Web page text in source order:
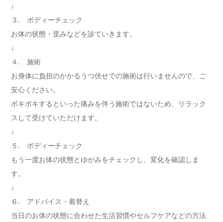
↓
３. ボディーチェック
お体の状態・歪みなどを診ていきます。
↓
４. 施術
お身体に負担のかかるうつ伏せでの施術は行いませんので、ご
安心ください。
ボキボキするといった痛みを伴う施術ではないため、リラック
スして受けていただけます。
↓
５. ボディーチェック
もう一度お体の状態とゆがみをチェックし、変化を確認しま
す。
↓
６. アドバイス・着替え
当日のお体の状態に合わせた生活習慣やセルフケアなどの方法